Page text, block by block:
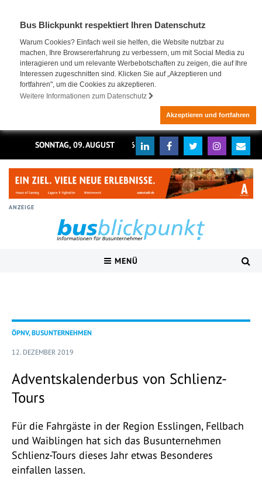
Bus Blickpunkt respektiert Ihren Datenschutz
Warum Cookies? Einfach weil sie helfen, die Website nutzbar zu
machen, Ihre Browsererfahrung zu verbessern, um mit Social Media zu
interagieren und um relevante Werbebotschaften zu zeigen, die auf Ihre
Interessen zugeschnitten sind. Klicken Sie auf „Akzeptieren und
fortfahren", um die Cookies zu akzeptieren.
Weitere Informationen zum Datenschutz
Akzeptieren und fortfahren
SONNTAG, 09. AUGUST 2026
ANZEIGE
MENÜ
ÖPNV, BUSUNTERNEHMEN
12. DEZEMBER 2019
Adventskalenderbus von Schlienz-
Tours
Für die Fahrgäste in der Region Esslingen, Fellbach
und Waiblingen hat sich das Busunternehmen
Schlienz-Tours dieses Jahr etwas Besonderes
einfallen lassen.